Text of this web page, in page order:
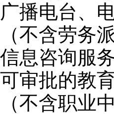
广播电台、
（不含劳务
信息咨询服
可审批的教
（不含职业